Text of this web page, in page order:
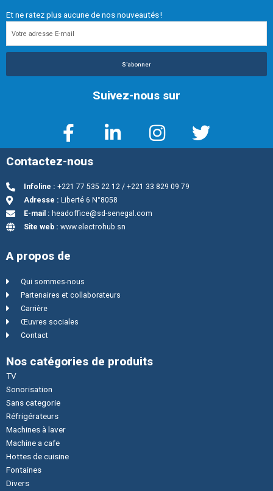
Et ne ratez plus aucune de nos nouveautés !
S'abonner
Suivez-nous sur
Contactez-nous
Infoline : +221 77 535 22 12 / +221 33 829 09 79
Adresse : Liberté 6 N°8058
E-mail : headoffice@sd-senegal.com
Site web : www.electrohub.sn
A propos de
Qui sommes-nous
Partenaires et collaborateurs
Carrière
Œuvres sociales
Contact
Nos catégories de produits
TV
Sonorisation
Sans categorie
Réfrigérateurs
Machines à laver
Machine a cafe
Hottes de cuisine
Fontaines
Divers